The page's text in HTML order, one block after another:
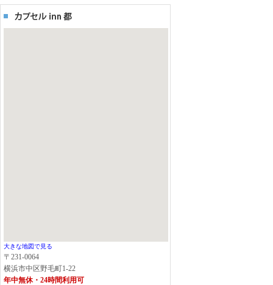
大きな地図で見る
〒231-0064
横浜市中区野毛町1-22
年中無休・24時間利用可